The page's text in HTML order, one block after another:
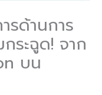
รด้านการ
ระฉูด! จาก
บน